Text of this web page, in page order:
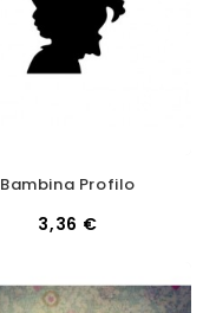
Bambina Profilo
3,36 €